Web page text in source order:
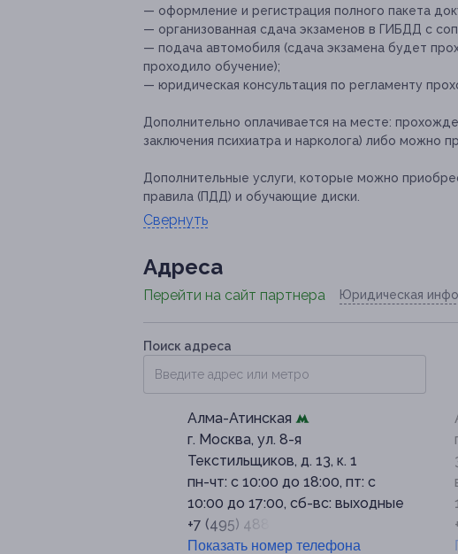
— оформление и регистрация полного пакета
— организованная сдача экзаменов в ГИБДД с
— подача автомобиля (сдача экзамена будет
проходило обучение);
— юридическая консультация по регламенту
Дополнительно оплачивается на месте:
заключения психиатра и нарколога) либо можно
Дополнительные услуги, которые можно
правила (ПДД) и обучающие диски.
Свернуть
Адресa
Перейти на сайт партнера Юридическая
Поиск адреса
Алма-Атинская
г. Москва, ул. 8-я
Текстильщиков, д. 13, к. 1
пн-чт: с 10:00 до 18:00, пт: с
10:00 до 17:00, сб-вс: выходные
+7 (495) 488-69-02
Показать номер телефона